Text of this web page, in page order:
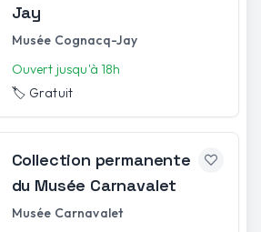
Jay
Musée Cognacq-Jay
Ouvert jusqu'à 18h
🏷️ Gratuit
Collection permanente
du Musée Carnavalet
Musée Carnavalet